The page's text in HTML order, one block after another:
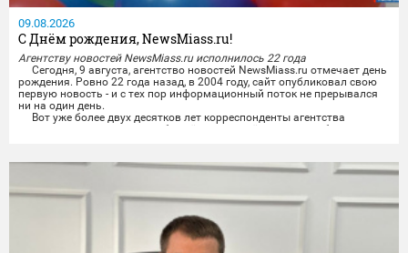
09.08.2026
С Днём рождения, NewsMiass.ru!
Агентству новостей NewsMiass.ru исполнилось 22 года
Сегодня, 9 августа, агентство новостей NewsMiass.ru отмечает день
рождения. Ровно 22 года назад, в 2004 году, сайт опубликовал свою
первую новость - и с тех пор информационный поток не прерывался
ни на один день.
Вот уже более двух десятков лет корреспонденты агентства
рассказывают читателям обо всём, чем живёт город: о работе власти